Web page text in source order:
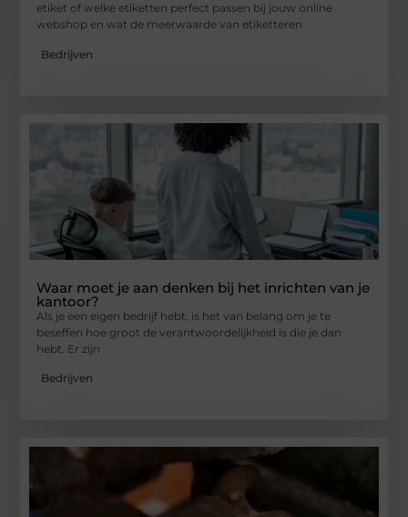
etiket of welke etiketten perfect passen bij jouw online
webshop en wat de meerwaarde van etiketteren
Bedrijven
Waar moet je aan denken bij het inrichten van je
kantoor?
Als je een eigen bedrijf hebt, is het van belang om je te
beseffen hoe groot de verantwoordelijkheid is die je dan
hebt. Er zijn
Bedrijven